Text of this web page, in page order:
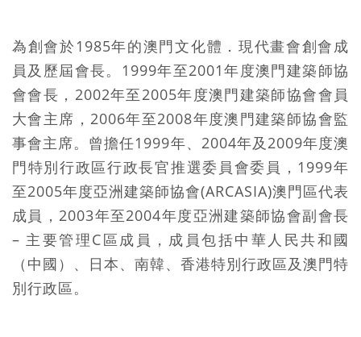
為創會於1985年的澳門文化體．現代畫會創會成
員及歷屆會長。1999年至2001年度澳門建築師協
會會長，2002年至2005年度澳門建築師協會會員
大會主席，2006年至2008年度澳門建築師協會監
事會主席。曾擔任1999年、2004年及2009年度澳
門特別行政區行政長官推選委員會委員，1999年
至2005年度亞洲建築師協會(ARCASIA)澳門區代表
成員，2003年至2004年度亞洲建築師協會副會長
– 主要管理C區成員，成員包括中華人民共和國
（中國）、日本、南韓、香港特別行政區及澳門特
別行政區。